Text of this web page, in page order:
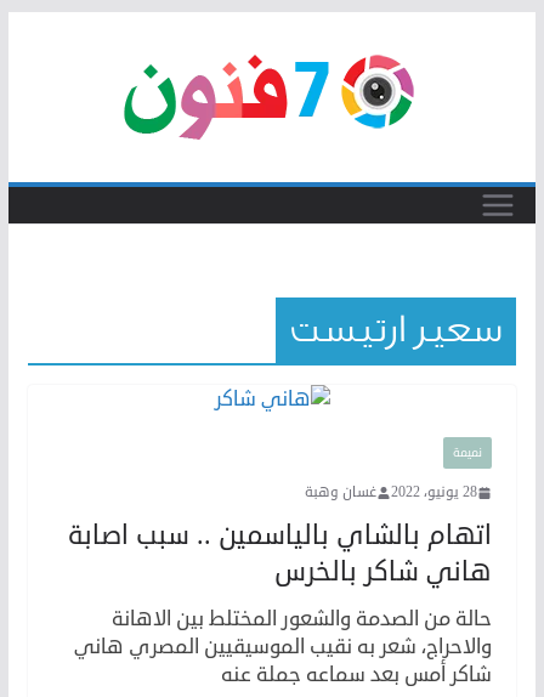
سعير ارتيست
نميمة
28 يونيو، 2022 غسان وهبة
اتهام بالشاي بالياسمين .. سبب اصابة
هاني شاكر بالخرس
حالة من الصدمة والشعور المختلط بين الاهانة
والاحراج، شعر به نقيب الموسيقيين المصري هاني
شاكر أمس بعد سماعه جملة عنه